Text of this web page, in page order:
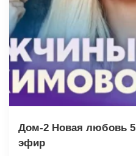
Дом-2 Новая любовь
эфир